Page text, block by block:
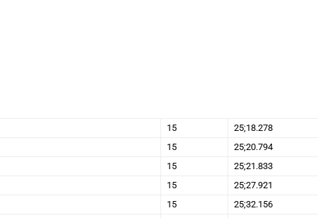
15
25;18.278
15 25;20.794
15 25;21.833
15 25;27.921
15 25;32.156